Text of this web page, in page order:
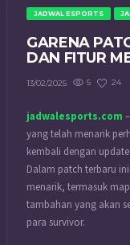
JADWAL ESPORTS
GARENA
DAN FITUR
13/02/2025 5 24
jadwalesports.com
yang telah menarik
kembali dengan
Dalam patch terbaru
menarik, termasuk
tambahan yang akan
para survivor.